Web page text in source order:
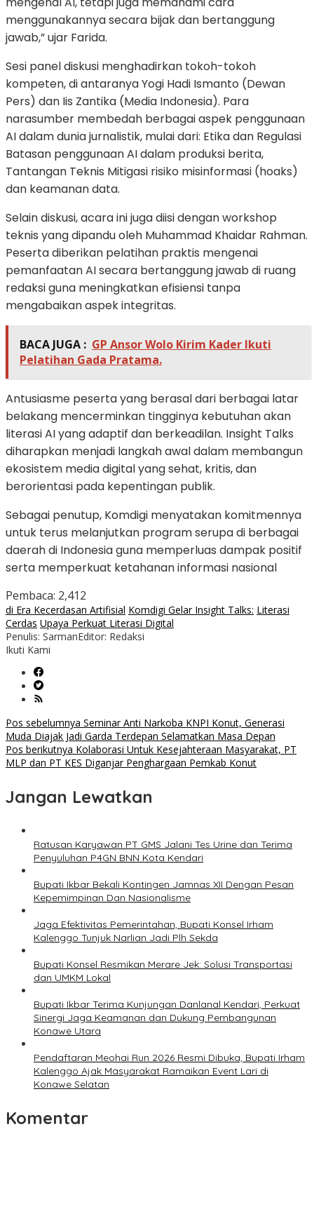
menggunakannya secara bijak dan bertanggung
jawab,” ujar Farida.
Sesi panel diskusi menghadirkan tokoh-tokoh
kompeten, di antaranyaYogi Hadi Ismanto (Dewan
Pers) dan Iis Zantika (Media Indonesia). Para
narasumber membedah berbagai aspek penggunaan
AI dalam dunia jurnalistik, mulai dari: Etika dan Regulasi
Batasan penggunaan AI dalam produksi berita,
Tantangan Teknis Mitigasi risiko misinformasi (hoaks)
dan keamanan data.
Selain diskusi, acara ini juga diisi dengan workshop
teknis yang dipandu oleh Muhammad Khaidar Rahman.
Peserta diberikan pelatihan praktis mengenai
pemanfaatan AI secara bertanggung jawab di ruang
redaksi guna meningkatkan efisiensi tanpa
mengabaikan aspek integritas.
BACA JUGA : GP Ansor Wolo Kirim Kader Ikuti
Pelatihan Gada Pratama.
Antusiasme peserta yang berasal dari berbagai latar
belakang mencerminkan tingginya kebutuhan akan
literasi AI yang adaptif dan berkeadilan. Insight Talks
diharapkan menjadi langkah awal dalam membangun
ekosistem media digital yang sehat, kritis, dan
berorientasi pada kepentingan publik.
Sebagai penutup, Komdigi menyatakan komitmennya
untuk terus melanjutkan program serupa di berbagai
daerah di Indonesia guna memperluas dampak positif
serta memperkuat ketahanan informasi nasional
Pembaca: 2,412
di Era Kecerdasan Artifisial Komdigi Gelar Insight Talks: Literasi
Cerdas Upaya Perkuat Literasi Digital
Penulis: SarmanEditor: Redaksi
Ikuti Kami
Navigasi
pos
Pos sebelumnya Seminar Anti Narkoba KNPI Konut, Generasi
Muda Diajak Jadi Garda Terdepan Selamatkan Masa Depan
Pos berikutnya Kolaborasi Untuk Kesejahteraan Masyarakat, PT
MLP dan PT KES Diganjar Penghargaan Pemkab Konut
Jangan Lewatkan
Ratusan Karyawan PT GMS Jalani Tes Urine dan Terima
Penyuluhan P4GN BNN Kota Kendari
Bupati Ikbar Bekali Kontingen Jamnas XII Dengan Pesan
Kepemimpinan Dan Nasionalisme
Jaga Efektivitas Pemerintahan, Bupati Konsel Irham
Kalenggo Tunjuk Narlian Jadi Plh Sekda
Bupati Konsel Resmikan Merare Jek: Solusi Transportasi
dan UMKM Lokal
Bupati Ikbar Terima Kunjungan Danlanal Kendari, Perkuat
Sinergi Jaga Keamanan dan Dukung Pembangunan
Konawe Utara
Pendaftaran Meohai Run 2026 Resmi Dibuka, Bupati Irham
Kalenggo Ajak Masyarakat Ramaikan Event Lari di
Konawe Selatan
Komentar